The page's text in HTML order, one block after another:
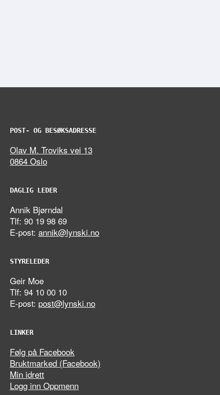
POST- OG BESØKSADRESSE
Olav M. Troviks vei 13
0864 Oslo
DAGLIG LEDER
Annik Bjørndal
Tlf: 90 19 98 69
E-post: annik@lynski.no
STYRELEDER
Geir Moe
Tlf: 94 10 00 10
E-post: post@lynski.no
LINKER
Følg på Facebook
Bruktmarked (Facebook)
Min idrett
Logg inn Oppmenn